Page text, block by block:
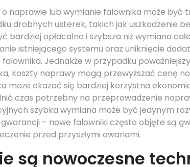
o naprawie lub wymianie falownika może być
drobnych usterek, takich jak uszkodzenie
bardziej opłacalna i szybsza niż wymiana
istniejącego systemu oraz uniknięcie
Jednakże w przypadku
koszty naprawy mogą przewyższać cenę
może okazać się bardziej korzystna
czas potrzebny na przeprowadzenie
szybka wymiana może być jedynym
– nowe falowniki często objęte są
przed przyszłymi awariami.
są nowoczesne